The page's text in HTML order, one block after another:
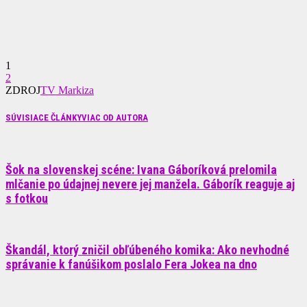
1
2
ZDROJTV Markiza
SÚVISIACE ČLÁNKYVIAC OD AUTORA
Šok na slovenskej scéne: Ivana Gáboríková prelomila
mlčanie po údajnej nevere jej manžela. Gáborík reaguje aj
s fotkou
Škandál, ktorý zničil obľúbeného komika: Ako nevhodné
správanie k fanúšikom poslalo Fera Jokea na dno